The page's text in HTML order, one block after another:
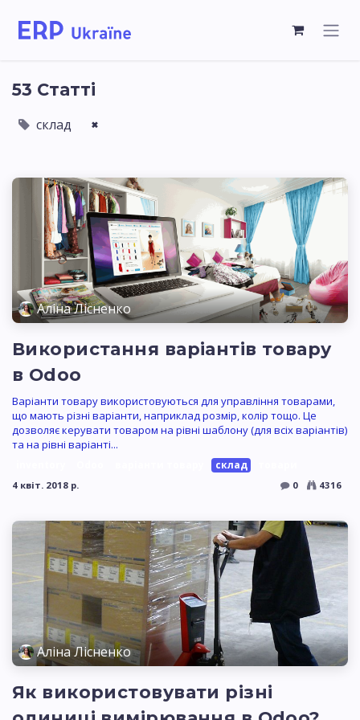
53 Статті
склад ×
Аліна Лісненко
Використання варіантів товару
в Odoo
Варіанти товару використовуються для управління товарами,
що мають різні варіанти, наприклад розмір, колір тощо. Це
дозволяє керувати товаром на рівні шаблону (для всіх варіантів)
та на рівні варіанті...
склад
4 квіт. 2018 р. 0 4316
Аліна Лісненко
Як використовувати різні